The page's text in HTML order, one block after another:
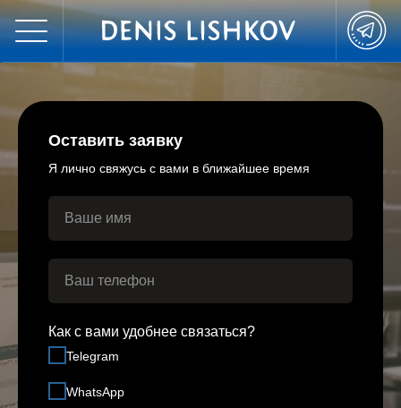
Оставить заявку
Я лично свяжусь с вами в ближайшее время
Как с вами удобнее связаться?
Telegram
WhatsApp